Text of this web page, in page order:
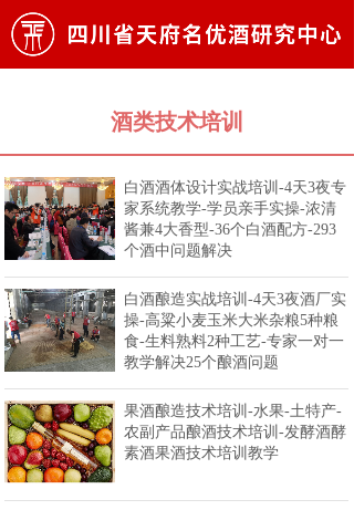
酒类技术培训
白酒酒体设计实战培训-4天3夜专
家系统教学-学员亲手实操-浓清
酱兼4大香型-36个白酒配方-293
个酒中问题解决
白酒酿造实战培训-4天3夜酒厂实
操-高粱小麦玉米大米杂粮5种粮
食-生料熟料2种工艺-专家一对一
教学解决25个酿酒问题
果酒酿造技术培训-水果-土特产-
农副产品酿酒技术培训-发酵酒酵
素酒果酒技术培训教学